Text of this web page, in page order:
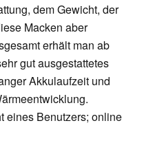
dem Gewicht, der
Macken aber
erhält man ab
gut ausgestattetes
Akkulaufzeit und
eines Benutzers; online